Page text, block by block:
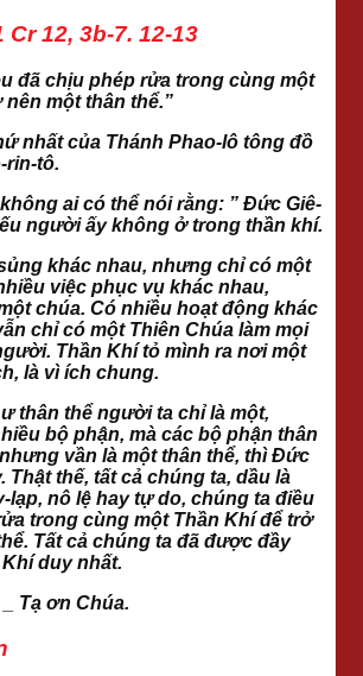
Cr 12, 3b-7. 12-13
đã chịu phép rửa trong cùng một
một thân thể.”
nhất của Thánh Phao-lô tông đồ
rin-tô.
ai có thể nói rằng: ” Đức Giê-
người ấy không ở trong thần khí.
khác nhau, nhưng chỉ có một
việc phục vụ khác nhau,
chúa. Có nhiều hoạt động khác
chỉ có một Thiên Chúa làm mọi
Thần Khí tỏ mình ra nơi một
là vì ích chung.
thân thể người ta chỉ là một,
bộ phận, mà các bộ phận thân
vần là một thân thể, thì Đức
Thật thế, tất cả chúng ta, dầu là
lạp, nô lệ hay tự do, chúng ta điều
trong cùng một Thần Khí để trở
Tất cả chúng ta đã được đầy
duy nhất.
Tạ ơn Chúa.